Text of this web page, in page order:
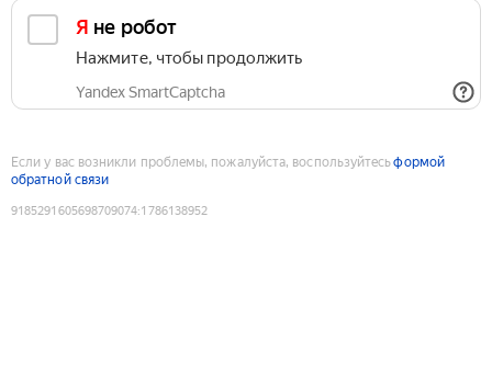
Я не робот
Нажмите, чтобы продолжить
Yandex SmartCaptcha
Если у вас возникли проблемы, пожалуйста, воспользуйтесьформой
обратной связи
9185291605698709074:1786138952